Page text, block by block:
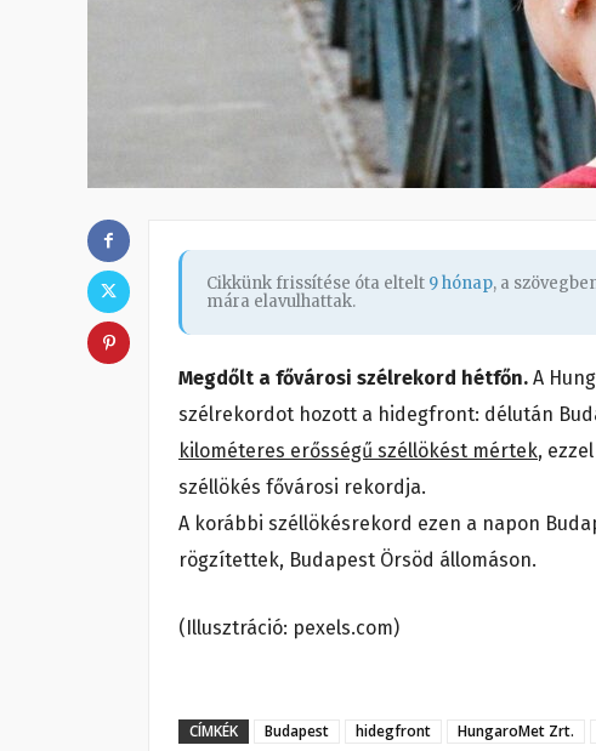
Cikkünk frissítése óta eltelt 9 hónap, a
mára elavulhattak.
Megdőlt a fővárosi szélrekord hétfőn. A
szélrekordot hozott a hidegfront: délután
kilométeres erősségű széllökést mértek,
széllökés fővárosi rekordja.
A korábbi széllökésrekord ezen a napon
rögzítettek, Budapest Örsöd állomáson.
(Illusztráció: pexels.com)
CÍMKÉK Budapest hidegfront HungaroMet Zrt.